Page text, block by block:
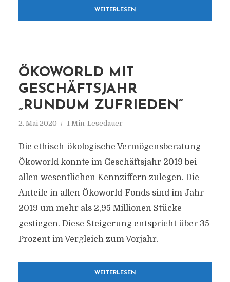
WEITERLESEN
ÖKOWORLD MIT
GESCHÄFTSJAHR
„RUNDUM ZUFRIEDEN“
2. Mai 2020 1 Min. Lesedauer
Die ethisch-ökologische Vermögensberatung
Ökoworld konnte im Geschäftsjahr 2019 bei
allen wesentlichen Kennziffern zulegen. Die
Anteile in allen Ökoworld-Fonds sind im Jahr
2019 um mehr als 2,95 Millionen Stücke
gestiegen. Diese Steigerung entspricht über 35
Prozent im Vergleich zum Vorjahr.
WEITERLESEN